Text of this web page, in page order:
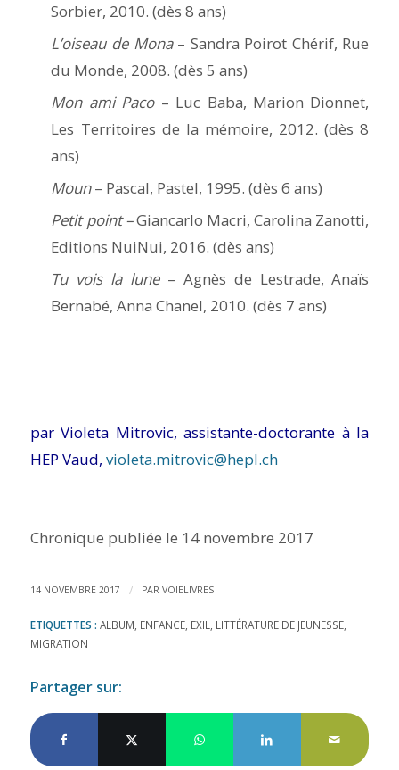
Sorbier, 2010. (dès 8 ans)
L’oiseau de Mona– Sandra Poirot Chérif, Rue
du Monde, 2008. (dès 5 ans)
Mon ami Paco– Luc Baba, Marion Dionnet,
Les Territoires de la mémoire, 2012. (dès 8
ans)
Moun– Pascal, Pastel, 1995. (dès 6 ans)
Petit point –Giancarlo Macri, Carolina Zanotti,
Editions NuiNui, 2016. (dès ans)
Tu vois la lune– Agnès de Lestrade, Anaïs
Bernabé, Anna Chanel, 2010. (dès 7 ans)
par Violeta Mitrovic, assistante-doctorante à la
HEP Vaud, violeta.mitrovic@hepl.ch
Chronique publiée le 14 novembre 2017
14 NOVEMBRE 2017 / PAR VOIELIVRES
ETIQUETTES : ALBUM ENFANCE, EXIL LITTÉRATURE DE JEUNESSE,
MIGRATION
Partager sur: